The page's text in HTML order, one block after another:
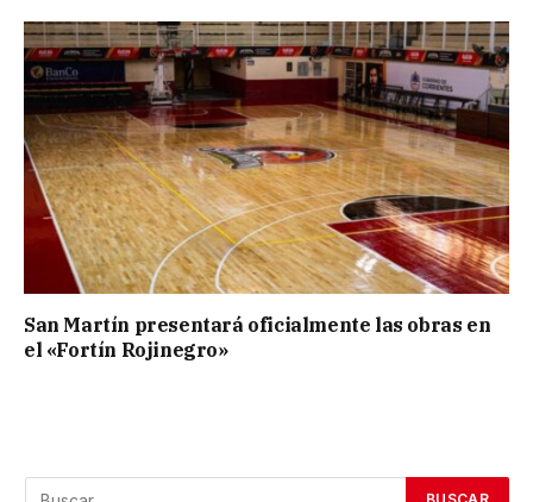
San Martín presentará oficialmente las obras en
el «Fortín Rojinegro»